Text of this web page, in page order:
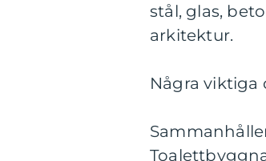
stål, glas,
arkitektur.
Några